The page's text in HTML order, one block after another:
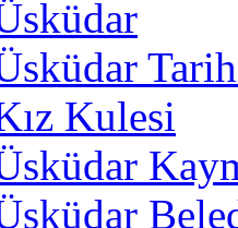
Kulesi